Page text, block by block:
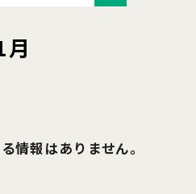
情報はありません。